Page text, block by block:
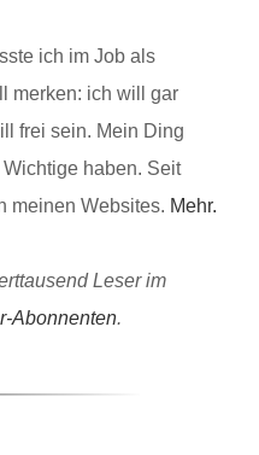
ich im Job als
merken: ich will gar
frei sein. Mein Ding
haben. Seit
meinen Websites. Mehr.
Leser im
Abonnenten.